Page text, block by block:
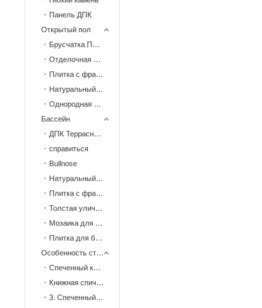
Панель ДПК
Открытый пол
Брусчатка Плитка
Отделочная плитка для входа/выхода
Плитка с французским узором
Натуральный камень
Однородная плитка
Бассейн
ДПК Террасная доска
справиться
Bullnose
Натуральный камень
Плитка с французским узором
Толстая уличная плитка
Мозаика для бассейна
Плитка для бассейна 30*60 см
Особенность стены
Спеченный камень
Книжная спичка спеченный камень
3. Спеченный камень для украшения обжига